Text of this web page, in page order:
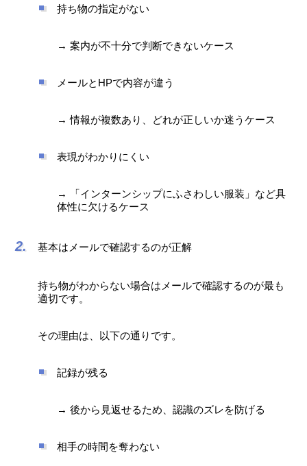
持ち物の指定がない
→ 案内が不十分で判断できないケース
メールとHPで内容が違う
→ 情報が複数あり、どれが正しいか迷うケース
表現がわかりにくい
→ 「インターンシップにふさわしい服装」など具
体性に欠けるケース
基本はメールで確認するのが正解
持ち物がわからない場合はメールで確認するのが最も
適切です。
その理由は、以下の通りです。
記録が残る
→ 後から見返せるため、認識のズレを防げる
相手の時間を奪わない